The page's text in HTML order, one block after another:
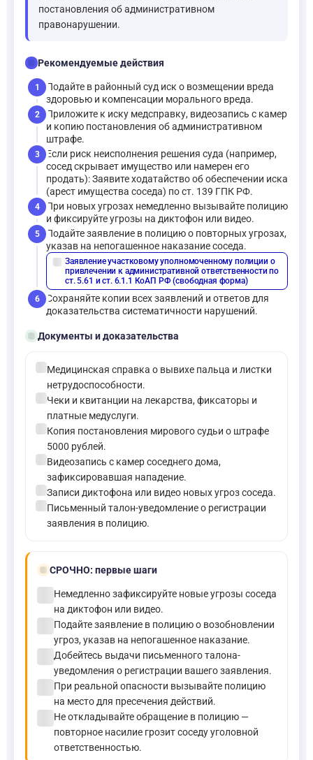
постановления об административном
правонарушении.
checklistРекомендуемые действия
1
Подайте в районный суд иск о возмещении вреда
здоровью и компенсации морального вреда.
2
Приложите к иску медсправку, видеозапись с камер
и копию постановления об административном
штрафе.
3
Если риск неисполнения решения суда (например,
сосед скрывает имущество или намерен его
продать): Заявите ходатайство об обеспечении иска
(арест имущества соседа) по ст. 139 ГПК РФ.
4
При новых угрозах немедленно вызывайте полицию
и фиксируйте угрозы на диктофон или видео.
5
Подайте заявление в полицию о повторных угрозах,
указав на непогашенное наказание соседа.
Заявление участковому уполномоченному полиции о
привлечении к административной ответственности по
ст. 5.61 и ст. 6.1.1 КоАП РФ (свободная форма)
6
Сохраняйте копии всех заявлений и ответов для
доказательства систематичности нарушений.
folder_openДокументы и доказательства
Медицинская справка о вывихе пальца и листки
нетрудоспособности.
Чеки и квитанции на лекарства, фиксаторы и
платные медуслуги.
Копия постановления мирового судьи о штрафе
5000 рублей.
Видеозапись с камер соседнего дома,
зафиксировавшая нападение.
Записи диктофона или видео новых угроз соседа.
Письменный талон-уведомление о регистрации
заявления в полицию.
boltСРОЧНО: первые шаги
Немедленно зафиксируйте новые угрозы соседа
на диктофон или видео.
Подайте заявление в полицию о возобновлении
угроз, указав на непогашенное наказание.
Добейтесь выдачи письменного талона-
уведомления о регистрации вашего заявления.
При реальной опасности вызывайте полицию
на место для пресечения действий.
Не откладывайте обращение в полицию —
повторное насилие грозит соседу уголовной
ответственностью.